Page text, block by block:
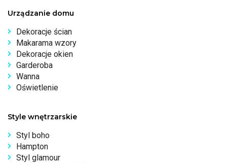
Urządzanie domu
Dekoracje ścian
Makarama wzory
Dekoracje okien
Garderoba
Wanna
Oświetlenie
Style wnętrzarskie
Styl boho
Hampton
Styl glamour